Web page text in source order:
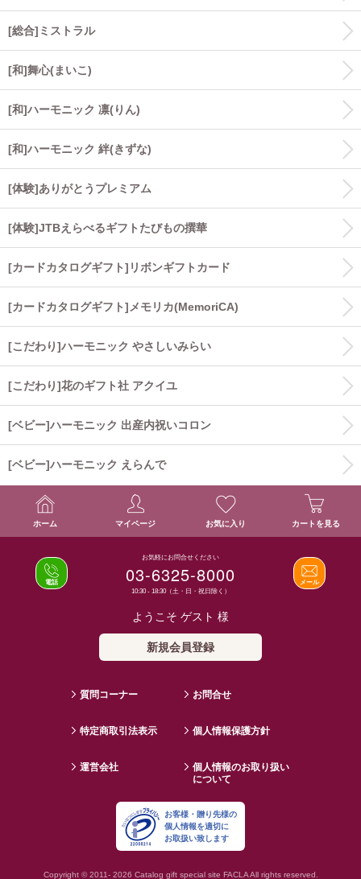
[総合]ミストラル
[和]舞心(まいこ)
[和]ハーモニック 凛(りん)
[和]ハーモニック 絆(きずな)
[体験]ありがとうプレミアム
[体験]JTBえらべるギフトたびもの撰華
[カードカタログギフト]リボンギフトカード
[カードカタログギフト]メモリカ(MemoriCA)
[こだわり]ハーモニック やさしいみらい
[こだわり]花のギフト社 アクイユ
[ベビー]ハーモニック 出産内祝いコロン
[ベビー]ハーモニック えらんで
ホーム マイページ お気に入り カートを見る
お気軽にお問合せください
03-6325-8000
10:30 - 18:30（土・日・祝日除く）
電話 メール
ようこそ ゲスト 様
新規会員登録
質問コーナー お問合せ
特定商取引法表示 個人情報保護方針
運営会社
個人情報のお取り扱い
について
お客様・贈り先様の
個人情報を適切に
お取扱い致します
Copyright © 2011- 2026 Catalog gift special site FACLA All rights reserved.